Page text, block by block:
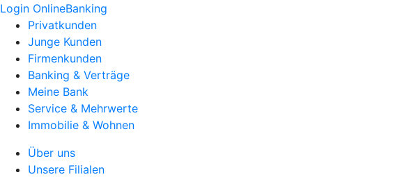
Login OnlineBanking
Privatkunden
Junge Kunden
Firmenkunden
Banking & Verträge
Meine Bank
Service & Mehrwerte
Immobilie & Wohnen
Über uns
Unsere Filialen